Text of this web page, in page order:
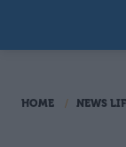
HOME NEWS